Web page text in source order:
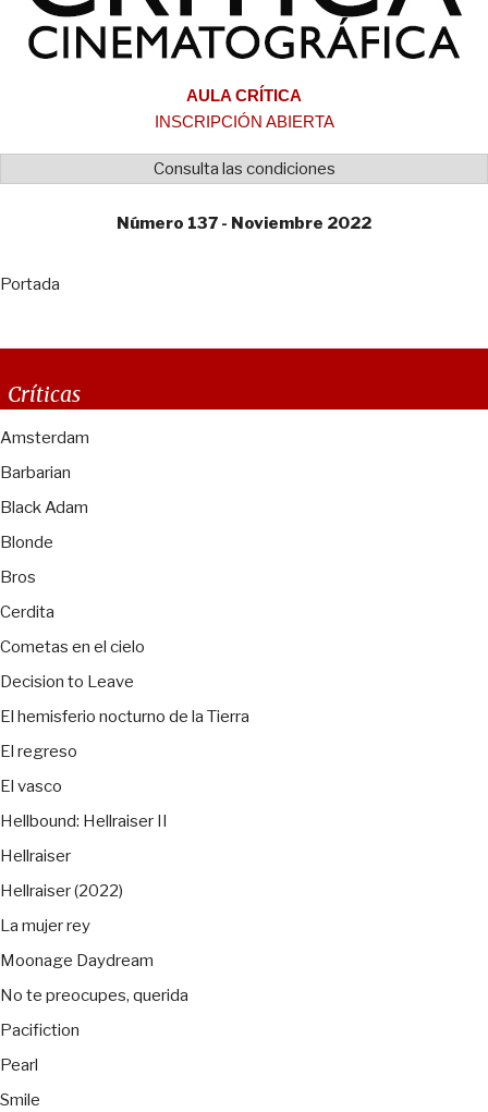
AULA CRÍTICA
INSCRIPCIÓN ABIERTA
Consulta las condiciones
Número 137 - Noviembre 2022
Portada
Críticas
Amsterdam
Barbarian
Black Adam
Blonde
Bros
Cerdita
Cometas en el cielo
Decision to Leave
El hemisferio nocturno de la Tierra
El regreso
El vasco
Hellbound: Hellraiser II
Hellraiser
Hellraiser (2022)
La mujer rey
Moonage Daydream
No te preocupes, querida
Pacifiction
Pearl
Smile